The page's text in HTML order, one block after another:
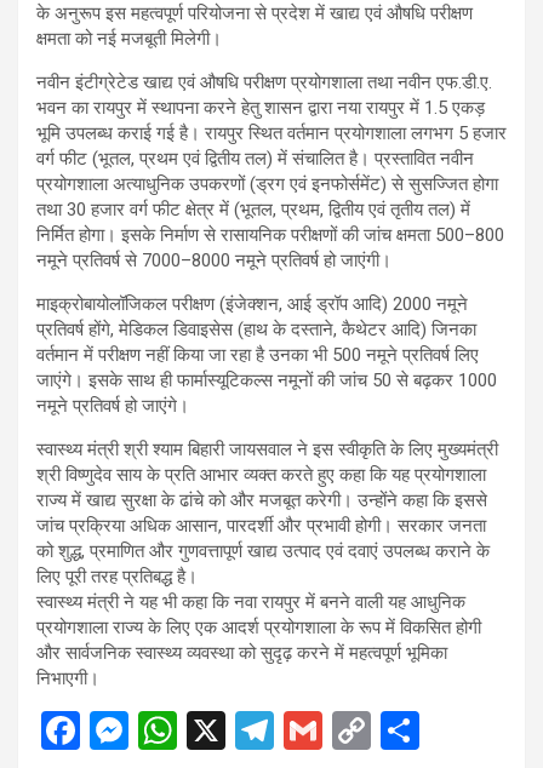
के अनुरूप इस महत्वपूर्ण परियोजना से प्रदेश में खाद्य एवं औषधि परीक्षण
क्षमता को नई मजबूती मिलेगी।
नवीन इंटीग्रेटेड खाद्य एवं औषधि परीक्षण प्रयोगशाला तथा नवीन एफ.डी.ए.
भवन का रायपुर में स्थापना करने हेतु शासन द्वारा नया रायपुर में 1.5 एकड़
भूमि उपलब्ध कराई गई है। रायपुर स्थित वर्तमान प्रयोगशाला लगभग 5 हजार
वर्ग फीट (भूतल, प्रथम एवं द्वितीय तल) में संचालित है। प्रस्तावित नवीन
प्रयोगशाला अत्याधुनिक उपकरणों (ड्रग एवं इनफोर्समेंट) से सुसज्जित होगा
तथा 30 हजार वर्ग फीट क्षेत्र में (भूतल, प्रथम, द्वितीय एवं तृतीय तल) में
निर्मित होगा। इसके निर्माण से रासायनिक परीक्षणों की जांच क्षमता 500–800
नमूने प्रतिवर्ष से 7000–8000 नमूने प्रतिवर्ष हो जाएंगी।
माइक्रोबायोलॉजिकल परीक्षण (इंजेक्शन, आई ड्रॉप आदि) 2000 नमूने
प्रतिवर्ष होंगे, मेडिकल डिवाइसेस (हाथ के दस्ताने, कैथेटर आदि) जिनका
वर्तमान में परीक्षण नहीं किया जा रहा है उनका भी 500 नमूने प्रतिवर्ष लिए
जाएंगे। इसके साथ ही फार्मास्यूटिकल्स नमूनों की जांच 50 से बढ़कर 1000
नमूने प्रतिवर्ष हो जाएंगे।
स्वास्थ्य मंत्री श्री श्याम बिहारी जायसवाल ने इस स्वीकृति के लिए मुख्यमंत्री
श्री विष्णुदेव साय के प्रति आभार व्यक्त करते हुए कहा कि यह प्रयोगशाला
राज्य में खाद्य सुरक्षा के ढांचे को और मजबूत करेगी। उन्होंने कहा कि इससे
जांच प्रक्रिया अधिक आसान, पारदर्शी और प्रभावी होगी। सरकार जनता
को शुद्ध, प्रमाणित और गुणवत्तापूर्ण खाद्य उत्पाद एवं दवाएं उपलब्ध कराने के
लिए पूरी तरह प्रतिबद्ध है।
स्वास्थ्य मंत्री ने यह भी कहा कि नवा रायपुर में बनने वाली यह आधुनिक
प्रयोगशाला राज्य के लिए एक आदर्श प्रयोगशाला के रूप में विकसित होगी
और सार्वजनिक स्वास्थ्य व्यवस्था को सुदृढ़ करने में महत्वपूर्ण भूमिका
निभाएगी।
F
M W X
T
G
C